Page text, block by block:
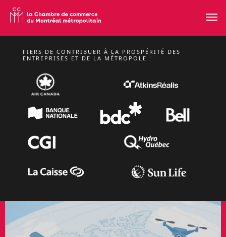
DU LUNDI 2 AU JEUDI 5 NOVEMBRE 2026
MISSION D'AFFAIRES
À BARCELONE –
SMART CITY EXPO
WORLD CONGRESS
2026
Missions Internationales
EN SAVOIR PLUS
FIERS DE CONTRIBUER À LA PROSPÉRITÉ DES
ENTREPRISES ET DE LA MÉTROPOLE :